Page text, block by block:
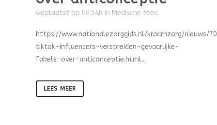
Geplaatst op 06:54h in Medische feed
https://www.nationalezorggids.nl/kraamzorg/nieuws/
tiktok-influencers-verspreiden-gevaarlijke-
fabels-over-anticonceptie.html...
LEES MEER